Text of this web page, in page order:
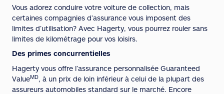
Vous adorez conduire votre voiture de collection, mais
certaines compagnies d’assurance vous imposent des
limites d’utilisation? Avec Hagerty, vous pourrez rouler sans
limites de kilométrage pour vos loisirs.
Des primes concurrentielles
Hagerty vous offre l’assurance personnalisée Guaranteed
ValueMD, à un prix de loin inférieur à celui de la plupart des
assureurs automobiles standard sur le marché. Encore